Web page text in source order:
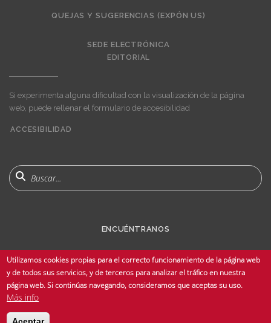
QUEJAS Y SUGERENCIAS (EXPÓN US)
SEDE ELECTRÓNICA
EDITORIAL
Si experimenta alguna dificultad con la visualización de la página
web, puede rellenar el formulario de accesibilidad
menu
ACCESIBILIDAD
Buscar
ENCUÉNTRANOS
© Copyright 2025 Universidad de Sevilla - Todos los derechos reservados -
Utilizamos cookies propias para el correcto funcionamiento de la página web
y de todos sus servicios, y de terceros para analizar el tráfico en nuestra
página web. Si continúas navegando, consideramos que aceptas su uso.
Más info